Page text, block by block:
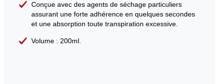
Conçue avec des agents de séchage particuliers
assurant une forte adhérence en quelques secondes
et une absorption toute transpiration excessive.
Volume : 200ml.